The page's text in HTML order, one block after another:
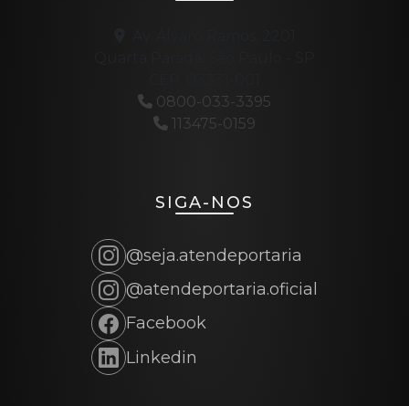
0800-033-3395
113475-0159
SIGA-NOS
@seja.atendeportaria
@atendeportaria.oficial
Facebook
Linkedin